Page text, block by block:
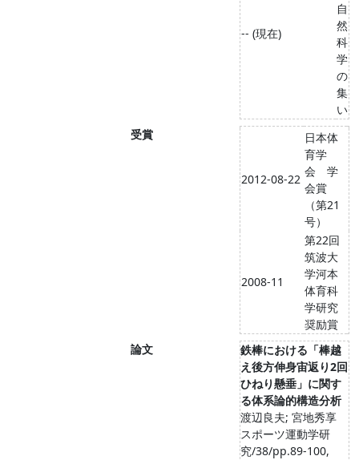
-- (現在)
自
然
科
学
の
集
い
受賞
2012-08-22
日本体
育学
会 学
会賞
（第21
号）
2008-11
第22回
筑波大
学河本
体育科
学研究
奨励賞
論文
鉄棒における「棒越
え後方伸身宙返り2回
ひねり懸垂」に関す
る体系論的構造分析
渡辺良夫; 宮地秀享
スポーツ運動学研
究/38/pp.89-100,